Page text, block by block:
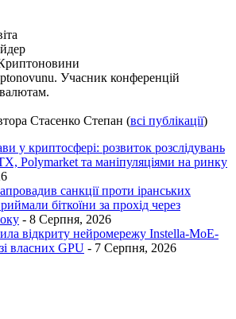
Учасник конференцій
Стасенко Степан (всі публікації)
у криптосфері: розвиток розслідувань
Polymarket та маніпуляціями на ринку
санкції проти іранських
біткоїни за прохід через
- 8 Серпня, 2026
відкриту нейромережу Instella-MoE-
власних GPU - 7 Серпня, 2026